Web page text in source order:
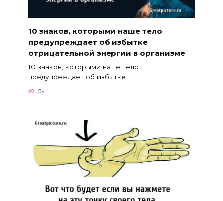
10 знаков, которыми наше тело
предупреждает об избытке
отрицательной энергии в организме
10 знаков, которыми наше тело
предупреждает об избытке
5к.